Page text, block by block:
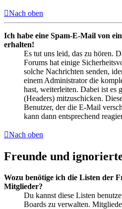
Nach oben
Ich habe eine Spam-E-Mail von
erhalten!
Es tut uns leid, das zu hören.
Forums hat einige
solche Nachrichten senden,
einem Administrator die
hast, weiterleiten. Dabei ist es
(Headers) mitzuschicken.
Benutzer, der die E-Mail
kann dann entsprechend
Nach oben
Freunde und
Wozu benötige ich die Listen der
Mitglieder?
Du kannst diese Listen
Boards zu verwalten.